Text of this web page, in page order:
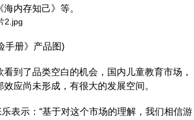
《海内存知己》等。
册》产品图)
了品类空白的机会，国内儿童教育市场，
应尚未形成，有很大的发展空间。
示：“基于对这个市场的理解，我们相信游